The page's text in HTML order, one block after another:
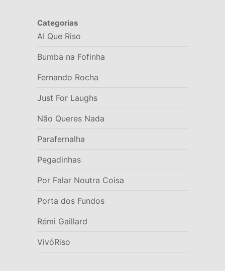
Categorias
AI Que Riso
Bumba na Fofinha
Fernando Rocha
Just For Laughs
Não Queres Nada
Parafernalha
Pegadinhas
Por Falar Noutra Coisa
Porta dos Fundos
Rémi Gaillard
VivóRiso